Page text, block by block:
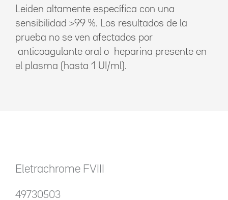
Leiden altamente específica con una
sensibilidad >99 %. Los resultados de la
prueba no se ven afectados por
anticoagulante oral o heparina presente en
el plasma (hasta 1 UI/ml).
Eletrachrome FVIII
49730503